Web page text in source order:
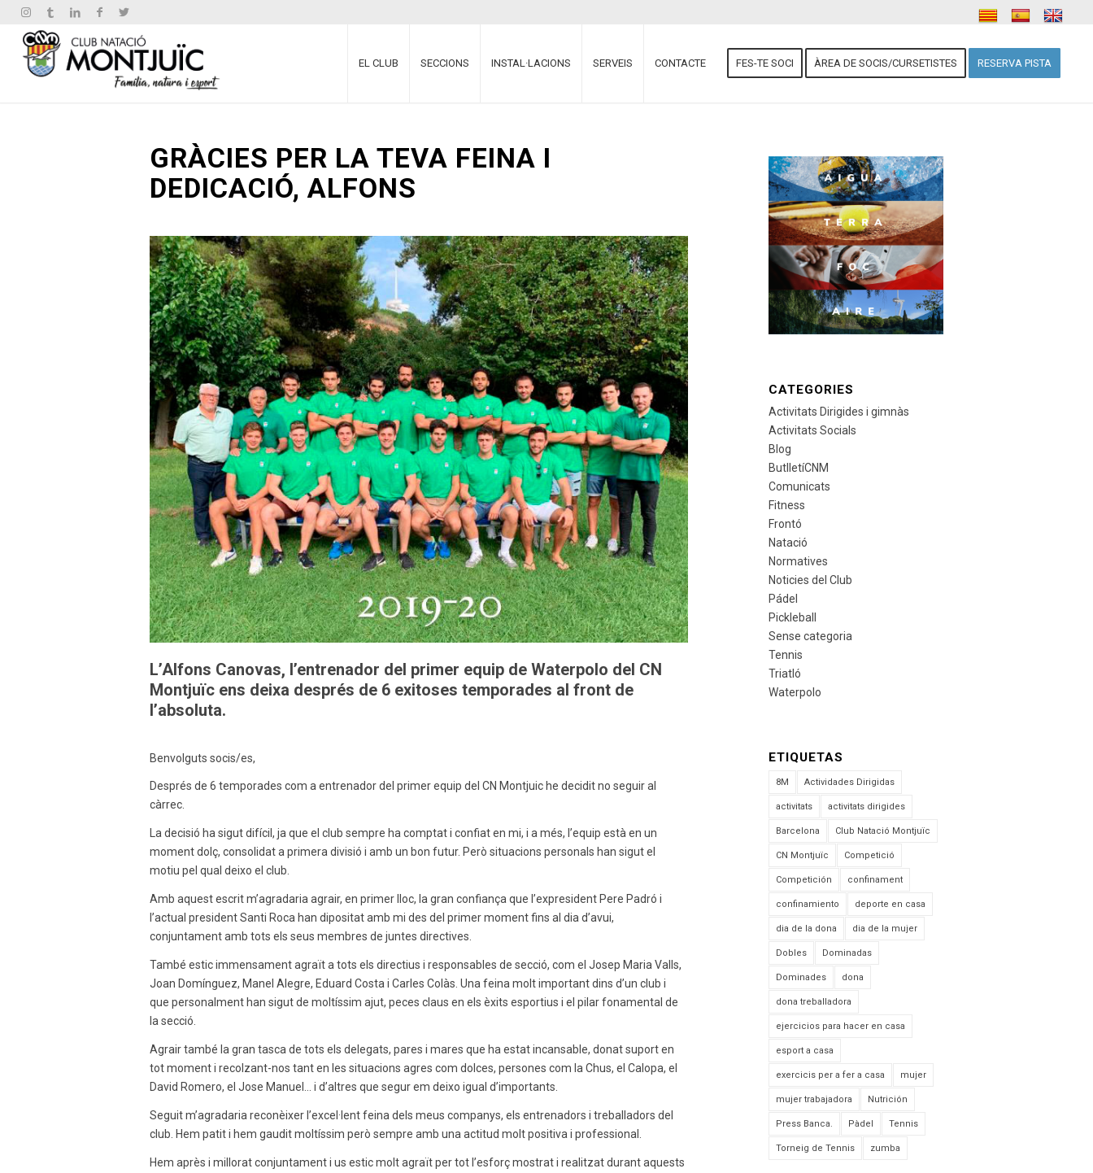
EL CLUB SECCIONS INSTAL·LACIONS SERVEIS CONTACTE FES-TE SOCI ÀREA DE SOCIS/CURSETISTES RESERVA PISTA
GRÀCIES PER LA TEVA FEINA I
DEDICACIÓ, ALFONS
L’Alfons Canovas, l’entrenador del primer equip de Waterpolo del CN
Montjuïc ens deixa després de 6 exitoses temporades al front de
l’absoluta.
Benvolguts socis/es,
Després de 6 temporades com a entrenador del primer equip del CN Montjuic he decidit no seguir al
càrrec.
La decisió ha sigut difícil, ja que el club sempre ha comptat i confiat en mi, i a més, l’equip està en un
moment dolç, consolidat a primera divisió i amb un bon futur. Però situacions personals han sigut el
motiu pel qual deixo el club.
Amb aquest escrit m’agradaria agrair, en primer lloc, la gran confiança que l’expresident Pere Padró i
l’actual president Santi Roca han dipositat amb mi des del primer moment fins al dia d’avui,
conjuntament amb tots els seus membres de juntes directives.
També estic immensament agraït a tots els directius i responsables de secció, com el Josep Maria Valls,
Joan Domínguez, Manel Alegre, Eduard Costa i Carles Colàs. Una feina molt important dins d’un club i
que personalment han sigut de moltíssim ajut, peces claus en els èxits esportius i el pilar fonamental de
la secció.
Agrair també la gran tasca de tots els delegats, pares i mares que ha estat incansable, donat suport en
tot moment i recolzant-nos tant en les situacions agres com dolces, persones com la Chus, el Calopa, el
David Romero, el Jose Manuel… i d’altres que segur em deixo igual d’importants.
Seguit m’agradaria reconèixer l’excel·lent feina dels meus companys, els entrenadors i treballadors del
club. Hem patit i hem gaudit moltíssim però sempre amb una actitud molt positiva i professional.
Hem après i millorat conjuntament i us estic molt agraït per tot l’esforç mostrat i realitzat durant aquests
CATEGORIES
Activitats Dirigides i gimnàs
Activitats Socials
Blog
ButlletíCNM
Comunicats
Fitness
Frontó
Natació
Normatives
Noticies del Club
Pádel
Pickleball
Sense categoria
Tennis
Triatló
Waterpolo
ETIQUETAS
8M Actividades Dirigidas
activitats activitats dirigides
Barcelona Club Natació Montjuïc
CN Montjuïc Competició
Competición confinament
confinamiento deporte en casa
dia de la dona dia de la mujer
Dobles Dominadas
Dominades dona
dona treballadora
ejercicios para hacer en casa
esport a casa
exercicis per a fer a casa mujer
mujer trabajadora Nutrición
Press Banca. Pàdel Tennis
Torneig de Tennis zumba